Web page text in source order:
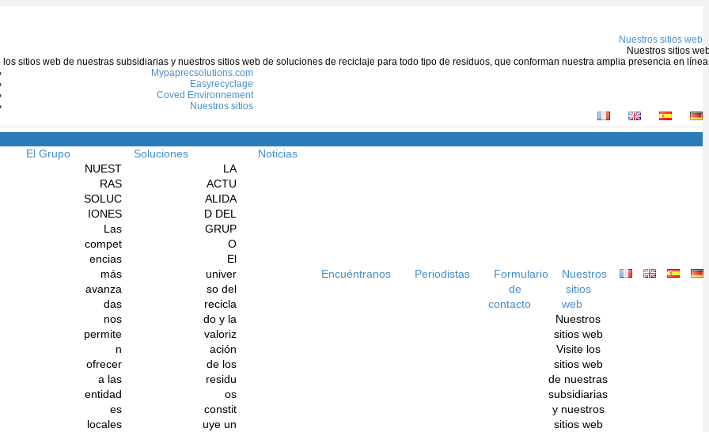
Nuestros sitios web
Nuestros sitios
los sitios web de nuestras subsidiarias y nuestros sitios web de soluciones de reciclaje para todo tipo de residuos, que conforman nuestra amplia presencia en
Mypaprecsolutions.com
Easyrecyclage
Coved Environnement
Nuestros sitios
Menú
El Grupo
Soluciones
NUEST
RAS
SOLUC
IONES
Las
compet
encias
más
avanza
das
nos
permite
n
ofrecer
a las
entidad
es
locales
Noticias
LA
ACTU
ALIDA
D DEL
GRUP
O
El
univer
so del
recicla
do y la
valoriz
ación
de los
residu
os
constit
uye un
Encuéntranos Periodistas
Formulario
de
contacto
Nuestros
sitios
web
Nuestros
sitios web
Visite los
sitios web
de nuestras
subsidiarias
y nuestros
sitios web